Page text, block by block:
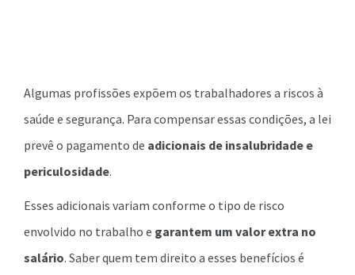
Algumas profissões expõem os trabalhadores a riscos à
saúde e segurança. Para compensar essas condições, a lei
prevê o pagamento de adicionais de insalubridade e
periculosidade.
Esses adicionais variam conforme o tipo de risco
envolvido no trabalho e garantem um valor extra no
salário. Saber quem tem direito a esses benefícios é